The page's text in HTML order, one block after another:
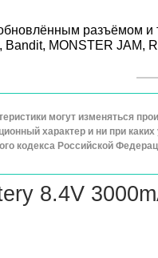
разъёмом и
MONSTER JAM,
могут изменяться
характер и ни при
кодекса Российской
8.4V